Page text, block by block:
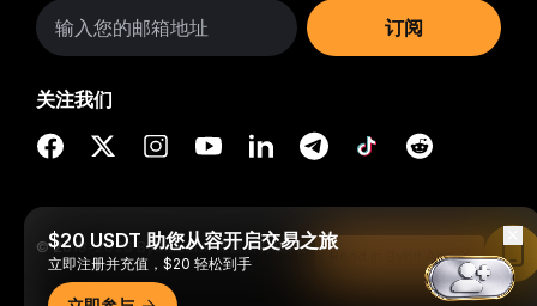
订阅
关注我们
© 2018-2026 Bybit.com. 保留所有权利。
$20 USDT 助您从容开启交易之旅
立即注册并充值，$20 轻松到手 Read in Bybit App